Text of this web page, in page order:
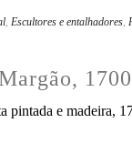
, Escultores e entalhadores,
e madeira,